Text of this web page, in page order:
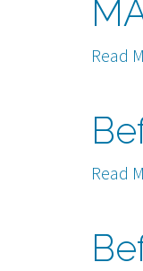
Read
Read